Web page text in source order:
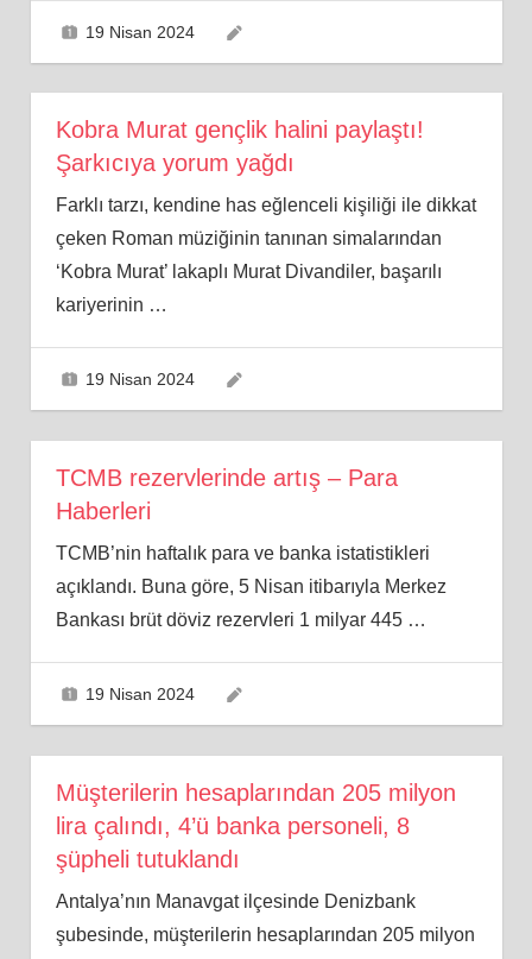
19 Nisan 2024
Kobra Murat gençlik halini paylaştı!
Şarkıcıya yorum yağdı
Farklı tarzı, kendine has eğlenceli kişiliği ile dikkat
çeken Roman müziğinin tanınan simalarından
‘Kobra Murat’ lakaplı Murat Divandiler, başarılı
kariyerinin …
19 Nisan 2024
TCMB rezervlerinde artış – Para
Haberleri
TCMB’nin haftalık para ve banka istatistikleri
açıklandı. Buna göre, 5 Nisan itibarıyla Merkez
Bankası brüt döviz rezervleri 1 milyar 445 …
19 Nisan 2024
Müşterilerin hesaplarından 205 milyon
lira çalındı, 4’ü banka personeli, 8
şüpheli tutuklandı
Antalya’nın Manavgat ilçesinde Denizbank
şubesinde, müşterilerin hesaplarından 205 milyon